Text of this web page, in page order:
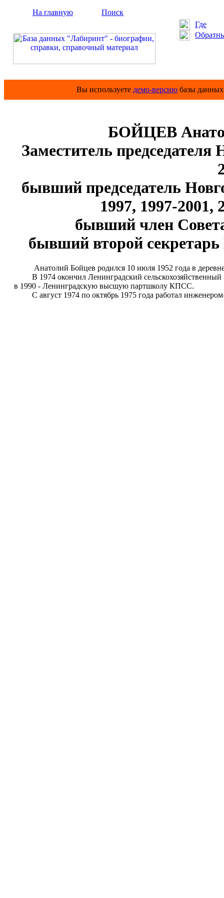
На главную
Поиск
Где
Вы используете демо-версию базы
БОЙЦЕВ
Заместитель
бывший председатель
1997, 1997-2001,
бывший член
бывший второй
Анатолий Бойцев родился 10 июля 1952 года в деревне
В 1974 окончил Ленинградский сельскохозяйственный
в 1990 - Ленинградскую высшую партшколу КПСС.
С август 1974 по октябрь 1975 года работал инженером-